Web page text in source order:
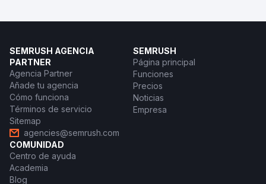
SEMRUSH AGENCIA
PARTNER
Agencia Partner
Añade tu agencia
Cómo funciona
Términos de servicio
Sitemap
agencies@semrush.com
SEMRUSH
Página principal
Funciones
Precios
Noticias
Empresa
COMUNIDAD
Centro de ayuda
Academia
Blog